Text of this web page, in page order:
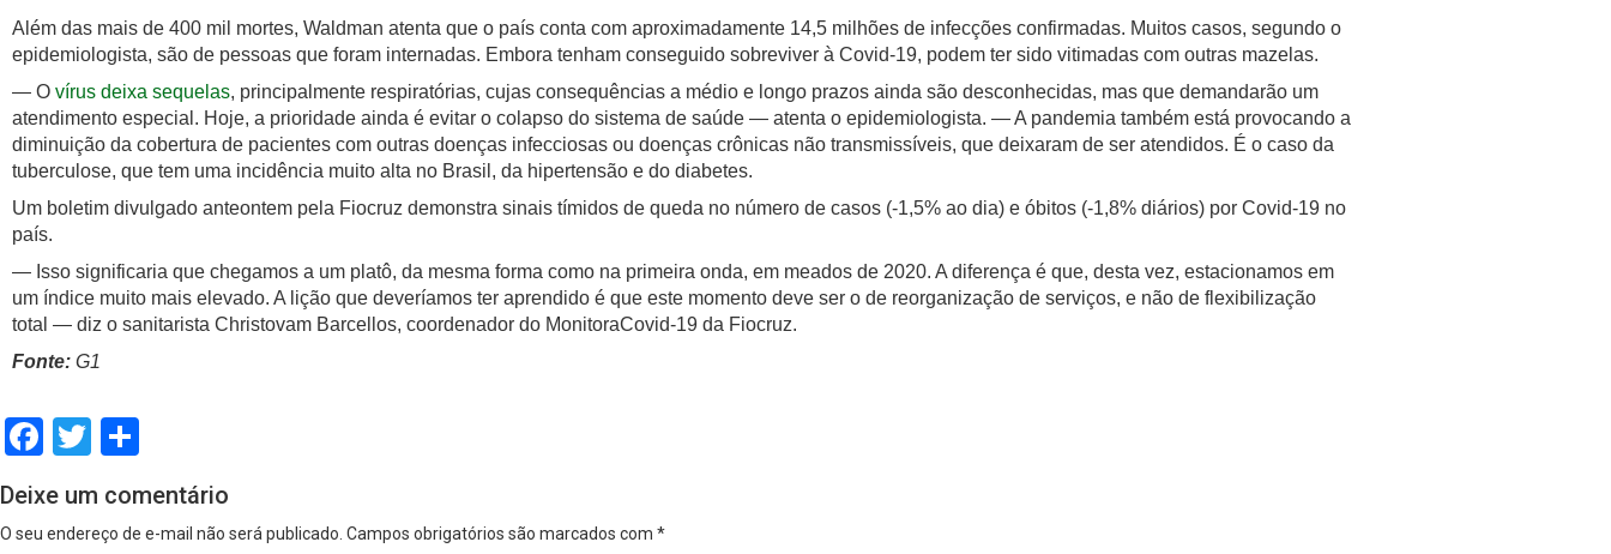
Além das mais de 400 mil mortes, Waldman atenta que o país conta com aproximadamente 14,5 milhões de infecções confirmadas. Muitos casos, segundo o
epidemiologista, são de pessoas que foram internadas. Embora tenham conseguido sobreviver à Covid-19, podem ter sido vitimadas com outras mazelas.
— O vírus deixa sequelas, principalmente respiratórias, cujas consequências a médio e longo prazos ainda são desconhecidas, mas que demandarão um
atendimento especial. Hoje, a prioridade ainda é evitar o colapso do sistema de saúde — atenta o epidemiologista. — A pandemia também está provocando a
diminuição da cobertura de pacientes com outras doenças infecciosas ou doenças crônicas não transmissíveis, que deixaram de ser atendidos. É o caso da
tuberculose, que tem uma incidência muito alta no Brasil, da hipertensão e do diabetes.
Um boletim divulgado anteontem pela Fiocruz demonstra sinais tímidos de queda no número de casos (-1,5% ao dia) e óbitos (-1,8% diários) por Covid-19 no
país.
— Isso significaria que chegamos a um platô, da mesma forma como na primeira onda, em meados de 2020. A diferença é que, desta vez, estacionamos em
um índice muito mais elevado. A lição que deveríamos ter aprendido é que este momento deve ser o de reorganização de serviços, e não de flexibilização
total — diz o sanitarista Christovam Barcellos, coordenador do MonitoraCovid-19 da Fiocruz.
Fonte: G1
Facebook
Twitter
Deixe um comentário
O seu endereço de e-mail não será publicado. Campos obrigatórios são marcados com *